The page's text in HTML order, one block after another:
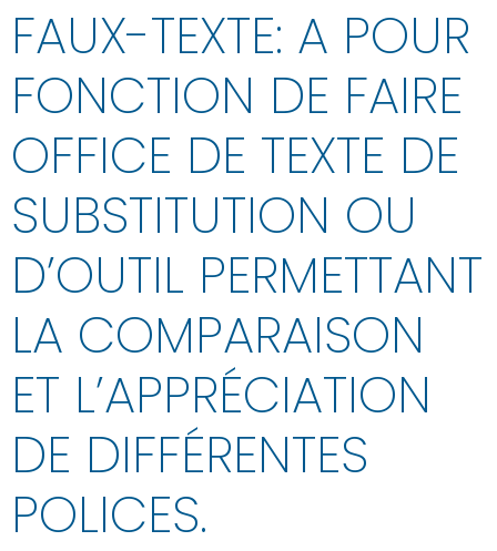
FAUX-TEXTE: A POUR
FONCTION DE FAIRE
OFFICE DE TEXTE DE
SUBSTITUTION OU
D’OUTIL PERMETTANT
LA COMPARAISON
ET L’APPRÉCIATION
DE DIFFÉRENTES
POLICES.